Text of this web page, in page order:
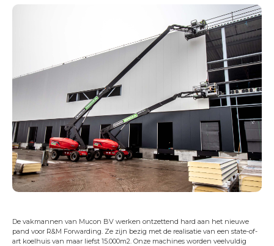
Over Burgers Verhuur
Onderhoud & keuring
24/7 Servicedienst
Training
Projecten
Vacatures
Duurzaam ondernemen
De vakmannen van Mucon BV werken ontzettend hard aan het nieuwe
pand voor R&M Forwarding. Ze zijn bezig met de realisatie van een state-of-
art koelhuis van maar liefst 15.000m2. Onze machines worden veelvuldig